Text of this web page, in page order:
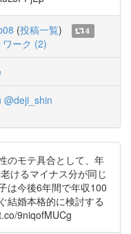
(投稿一覧)
4
ワーク (2)
@deji_shin
のモテ具合として、年
けるマイナス分が同じ
は今後6年間で年収100
結婚本格的に検討する
9niqofMUCg